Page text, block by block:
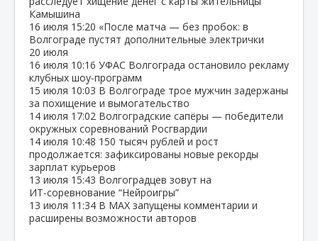
Камышина
16 июля 15:20 «После матча — без пробок: в
Волгограде пустят дополнительные электрички
20 июля
16 июля 10:16 УФАС Волгограда остановило рекламу
клубных шоу‑программ
15 июля 10:03 В Волгограде трое мужчин задержаны
за похищение и вымогательство
14 июля 17:02 Волгоградские сапёры — победители
окружных соревнований Росгвардии
14 июля 10:48 150 тысяч рублей и рост
продолжается: зафиксированы новые рекорды
зарплат курьеров
13 июля 15:43 Волгоградцев зовут на
ИТ‑соревнование “Нейроигры”
13 июля 11:34 В МАХ запущены комментарии и
расширены возможности авторов